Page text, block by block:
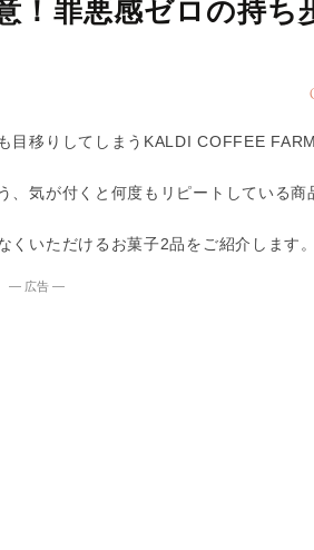
！罪悪感ゼロの持ち
目移りしてしまうKALDI COFFEE
、気が付くと何度もリピートしている商
いただけるお菓子2品をご紹介します。
― 広告 ―